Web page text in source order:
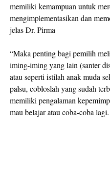
memiliki kemampuan untuk
mengimplementasikan dan
jelas Dr. Pirma
“Maka penting bagi pemilih
iming-iming yang lain (santer
atau seperti istilah anak muda
palsu, cobloslah yang sudah
memiliki pengalaman
mau belajar atau coba-coba lagi.